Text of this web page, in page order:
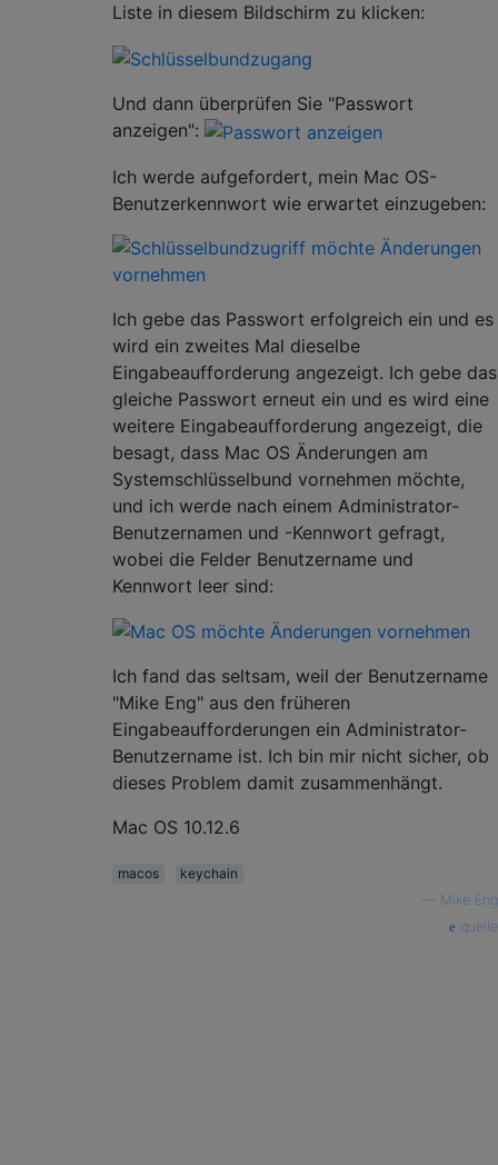
Liste in diesem Bildschirm zu klicken:
Und dann überprüfen Sie "Passwort
anzeigen":
Ich werde aufgefordert, mein Mac OS-
Benutzerkennwort wie erwartet einzugeben:
Ich gebe das Passwort erfolgreich ein und es
wird ein zweites Mal dieselbe
Eingabeaufforderung angezeigt. Ich gebe das
gleiche Passwort erneut ein und es wird eine
weitere Eingabeaufforderung angezeigt, die
besagt, dass Mac OS Änderungen am
Systemschlüsselbund vornehmen möchte,
und ich werde nach einem Administrator-
Benutzernamen und -Kennwort gefragt,
wobei die Felder Benutzername und
Kennwort leer sind:
Ich fand das seltsam, weil der Benutzername
"Mike Eng" aus den früheren
Eingabeaufforderungen ein Administrator-
Benutzername ist. Ich bin mir nicht sicher, ob
dieses Problem damit zusammenhängt.
Mac OS 10.12.6
macos
keychain
Mike Eng
quelle